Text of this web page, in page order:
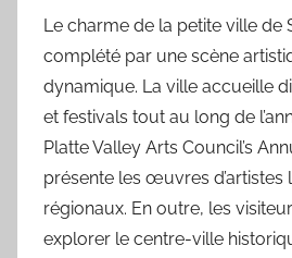
Le charme de la petite ville de
complété par une scène
dynamique. La ville accueille
et festivals tout au long de
Platte Valley Arts Council’s
présente les œuvres d’artistes
régionaux. En outre, les
explorer le centre-ville